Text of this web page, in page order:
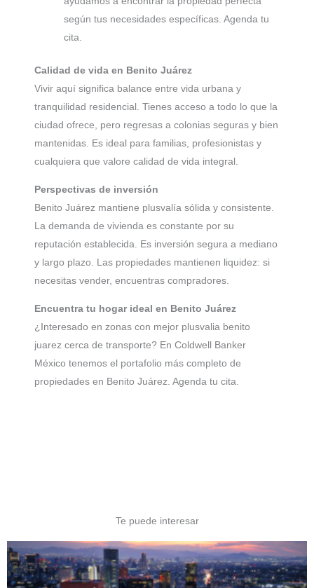
según tus necesidades específicas. Agenda tu
cita.
Calidad de vida en Benito Juárez
Vivir aquí significa balance entre vida urbana y
tranquilidad residencial. Tienes acceso a todo lo que la
ciudad ofrece, pero regresas a colonias seguras y bien
mantenidas. Es ideal para familias, profesionistas y
cualquiera que valore calidad de vida integral.
Perspectivas de inversión
Benito Juárez mantiene plusvalía sólida y consistente.
La demanda de vivienda es constante por su
reputación establecida. Es inversión segura a mediano
y largo plazo. Las propiedades mantienen liquidez: si
necesitas vender, encuentras compradores.
Encuentra tu hogar ideal en Benito Juárez
¿Interesado en zonas con mejor plusvalia benito
juarez cerca de transporte? En Coldwell Banker
México tenemos el portafolio más completo de
propiedades en Benito Juárez. Agenda tu cita.
Te puede interesar